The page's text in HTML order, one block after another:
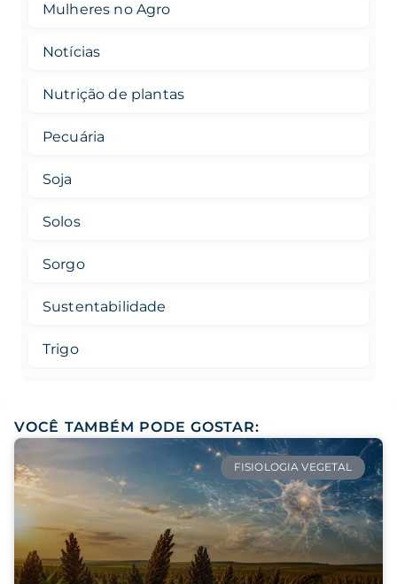
Mulheres no Agro
Notícias
Nutrição de plantas
Pecuária
Soja
Solos
Sorgo
Sustentabilidade
Trigo
VOCÊ TAMBÉM PODE GOSTAR:
FISIOLOGIA VEGETAL